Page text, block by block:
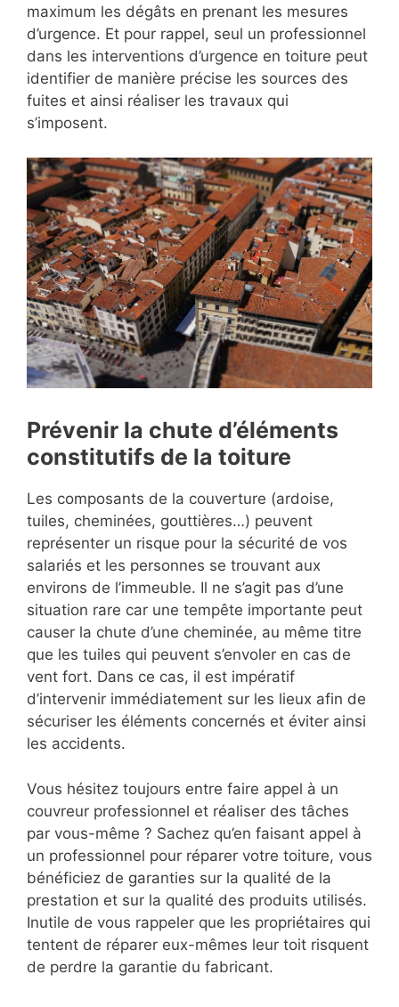
maximum les dégâts en prenant les mesures
d’urgence. Et pour rappel, seul un professionnel
dans les interventions d’urgence en toiture peut
identifier de manière précise les sources des
fuites et ainsi réaliser les travaux qui
s’imposent.
Prévenir la chute d’éléments
constitutifs de la toiture
Les composants de la couverture (ardoise,
tuiles, cheminées, gouttières…) peuvent
représenter un risque pour la sécurité de vos
salariés et les personnes se trouvant aux
environs de l’immeuble. Il ne s’agit pas d’une
situation rare car une tempête importante peut
causer la chute d’une cheminée, au même titre
que les tuiles qui peuvent s’envoler en cas de
vent fort. Dans ce cas, il est impératif
d’intervenir immédiatement sur les lieux afin de
sécuriser les éléments concernés et éviter ainsi
les accidents.
Vous hésitez toujours entre faire appel à un
couvreur professionnel et réaliser des tâches
par vous-même ? Sachez qu’en faisant appel à
un professionnel pour réparer votre toiture, vous
bénéficiez de garanties sur la qualité de la
prestation et sur la qualité des produits utilisés.
Inutile de vous rappeler que les propriétaires qui
tentent de réparer eux-mêmes leur toit risquent
de perdre la garantie du fabricant.